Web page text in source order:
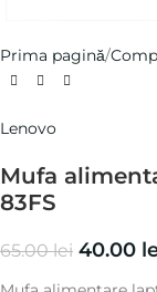
Prima pagină
Lenovo
Mufa
83FS
65.00lei 40.00